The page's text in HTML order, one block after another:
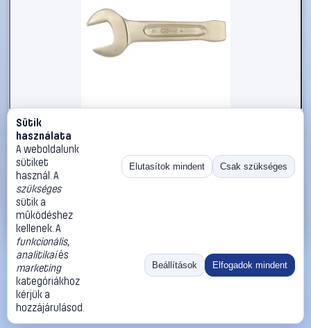
#2696397
KS Tools 9630086 963.0086 Ütős csavarkulcs
Kulcsszélesség (coll) 7/8
KS Tools Egyoldalas villáskulcsok
27 990 Ft
Kosárba
«
Ugrás:
Méret:
Rendezés:
©2026
ThermoScope
ÁSZF
Cégbemutató
Sütik
használata
A weboldalunk
sütiket
használ. A
szükséges
sütik a
működéshez
kellenek. A
funkcionális,
analitikaiés
marketing
kategóriákhoz
kérjük a
hozzájárulásod.
Elutasítok mindent Csak szükséges
Beállítások Elfogadok mindent